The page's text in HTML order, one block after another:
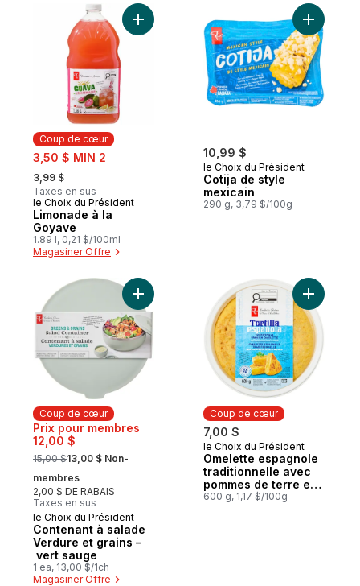
Coup de cœur
sale:
3,50 $ MIN 2
, formerly:
3,99 $
Taxes en sus
Coup de cœur
le Choix du Président
Limonade à la
Goyave
1.89 l, 0,21 $/100ml
Magasiner Offre
Ajouter Limonade à la Goyave au panier
10,99 $
le Choix du Président
Cotija de style
mexicain
290 g, 3,79 $/100g
Ajouter
Coup de cœur
Prix pour membres
12,00 $
, formerly:
15,00 $13,00 $ Non-
membres
2,00 $ DE RABAIS
Taxes en sus
Coup de cœur
le Choix du Président
Contenant à salade
Verdure et grains –
vert sauge
1 ea, 13,00 $/1ch
Magasiner Offre
Ajouter Contenant à salade Verdure et
Coup de cœur
7,00 $
Coup de cœur
le Choix du Président
Omelette espagnole
traditionnelle avec
pommes de terre et
oignons
600 g, 1,17 $/100g
Ajouter